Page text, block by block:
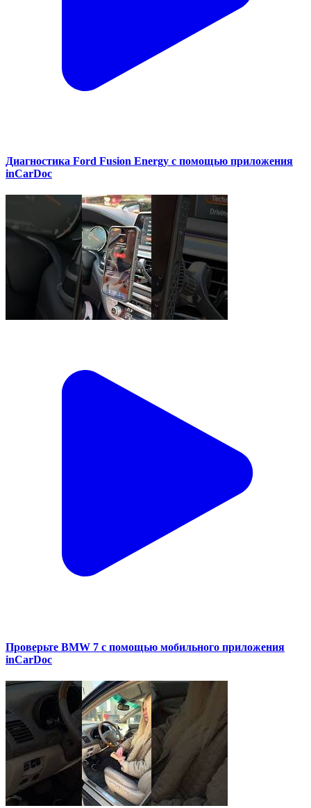
Диагностика Ford Fusion Energy с помощью приложения
inCarDoc
Проверьте BMW 7 с помощью мобильного приложения
inCarDoc